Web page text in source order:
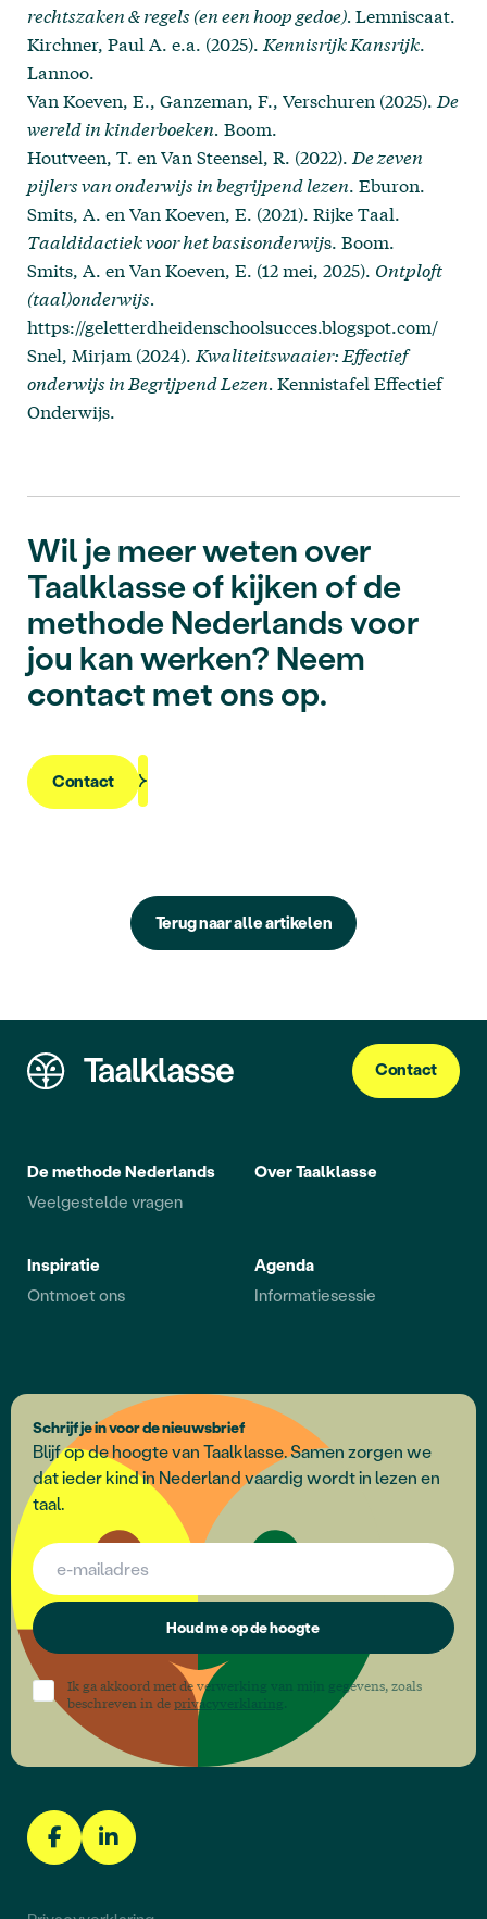
rechtszaken & regels (en een hoop gedoe). Lemniscaat.
Kirchner, Paul A. e.a. (2025). Kennisrijk Kansrijk.
Lannoo.
Van Koeven, E., Ganzeman, F., Verschuren (2025). De
wereld in kinderboeken. Boom.
Houtveen, T. en Van Steensel, R. (2022). De zeven
pijlers van onderwijs in begrijpendlezen. Eburon.
Smits, A. en Van Koeven, E. (2021). Rijke Taal.
Taaldidactiek voor het basisonderwijs. Boom.
Smits, A. en Van Koeven, E. (12 mei, 2025). Ontploft
(taal)onderwijs.
https://geletterdheidenschoolsucces.blogspot.com/
Snel, Mirjam (2024). Kwaliteitswaaier: Effectief
onderwijs in Begrijpend Lezen. Kennistafel Effectief
Onderwijs.
Wil je meer weten over
Taalklasse of kijken of de
methode Nederlands voor
jou kan werken? Neem
contact met ons op.
Contact
Terug naar alle artikelen
Contact
De methode Nederlands
Veelgestelde vragen
Over Taalklasse
Inspiratie
Ontmoet ons
Agenda
Informatiesessie
Schrijf je in voor de nieuwsbrief
Blijf op de hoogte van Taalklasse. Samen zorgen we
dat ieder kind in Nederland vaardig wordt in lezen en
taal.
Ik ga akkoord met de verwerking van mijn gegevens, zoals
beschreven in deprivacyverklaring.
Houd me op de hoogte